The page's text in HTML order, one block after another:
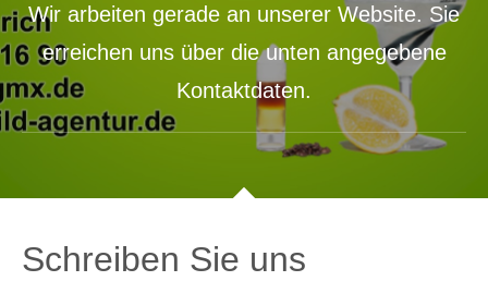
Wir arbeiten gerade an unserer Website. Sie
erreichen uns über die unten angegebene
Kontaktdaten.
Schreiben Sie uns